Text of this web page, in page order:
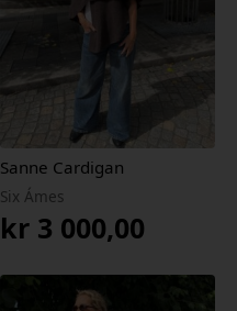
Sanne Cardigan
Six Ámes
kr3 000,00